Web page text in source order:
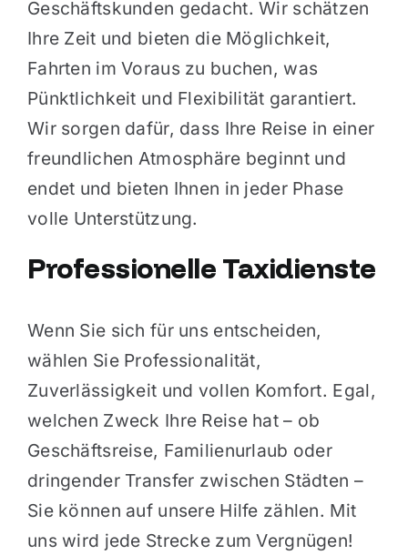
Geschäftskunden gedacht. Wir schätzen
Ihre Zeit und bieten die Möglichkeit,
Fahrten im Voraus zu buchen, was
Pünktlichkeit und Flexibilität garantiert.
Wir sorgen dafür, dass Ihre Reise in einer
freundlichen Atmosphäre beginnt und
endet und bieten Ihnen in jeder Phase
volle Unterstützung.
Professionelle Taxidienste
Wenn Sie sich für uns entscheiden,
wählen Sie Professionalität,
Zuverlässigkeit und vollen Komfort. Egal,
welchen Zweck Ihre Reise hat – ob
Geschäftsreise, Familienurlaub oder
dringender Transfer zwischen Städten –
Sie können auf unsere Hilfe zählen. Mit
uns wird jede Strecke zum Vergnügen!